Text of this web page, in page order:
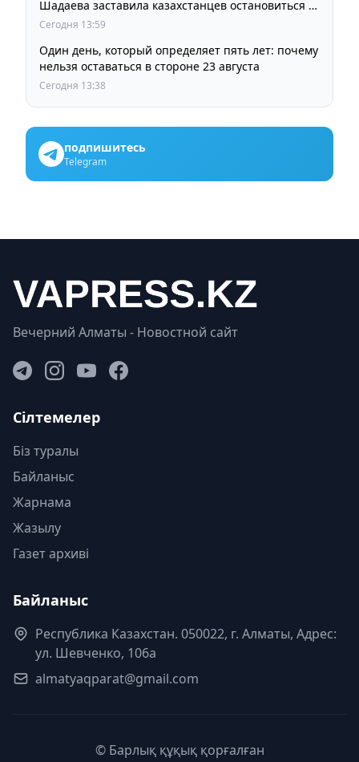
Шадаева заставила казахстанцев остановиться и
задуматься
Сегодня 13:59
Один день, который определяет пять лет: почему
нельзя оставаться в стороне 23 августа
Сегодня 13:38
подпишитесь
Telegram
Вечерний Алматы - Новостной сайт
Сілтемелер
Біз туралы
Байланыс
Жарнама
Жазылу
Газет архиві
Байланыс
Республика Казахстан. 050022, г. Алматы, Адрес:
ул. Шевченко, 106а
almatyaqparat@gmail.com
© Барлық құқық қорғалған